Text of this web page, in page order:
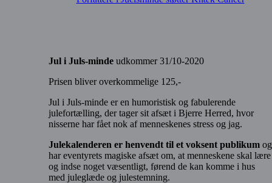
Jul i Juls-minde udkommer 31/10-2020
Prisen bliver overkommelige 125,-
Jul i Juls-minde er en humoristisk og fabulerende
julefortælling, der tager sit afsæt i Bjerre Herred, hvor
nisserne har fået nok af menneskenes stress og jag.
Julekalenderen er henvendt til et voksent publikum og
har eventyrets magiske afsæt om, at menneskene skal lære
og indse noget væsentligt, førend de kan komme i hus
med juleglæde og julestemning.